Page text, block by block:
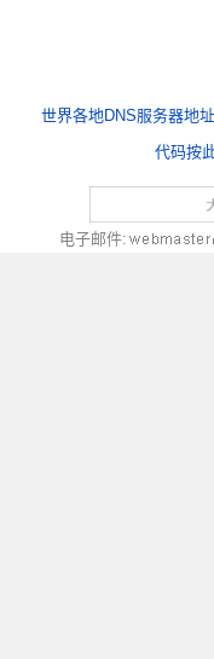
世界各地DNS服务器地
代码按
电子邮件: